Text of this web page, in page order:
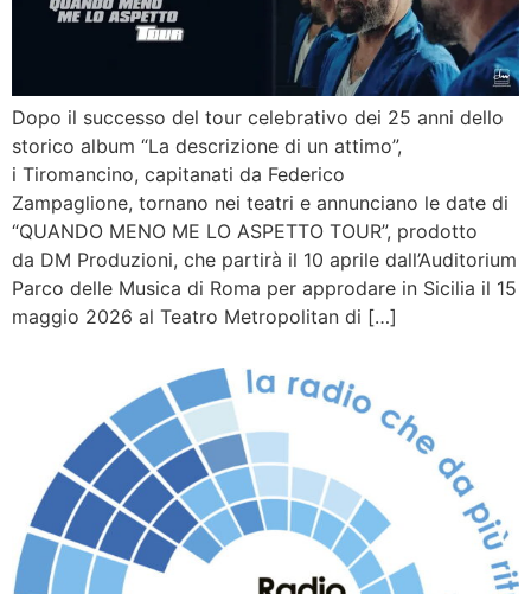
Dopo il successo del tour celebrativo dei 25 anni dello
storico album “La descrizione di un attimo”,
i Tiromancino, capitanati da Federico
Zampaglione, tornano nei teatri e annunciano le date di
“QUANDO MENO ME LO ASPETTO TOUR”, prodotto
da DM Produzioni, che partirà il 10 aprile dall’Auditorium
Parco delle Musica di Roma per approdare in Sicilia il 15
maggio 2026 al Teatro Metropolitan di […]